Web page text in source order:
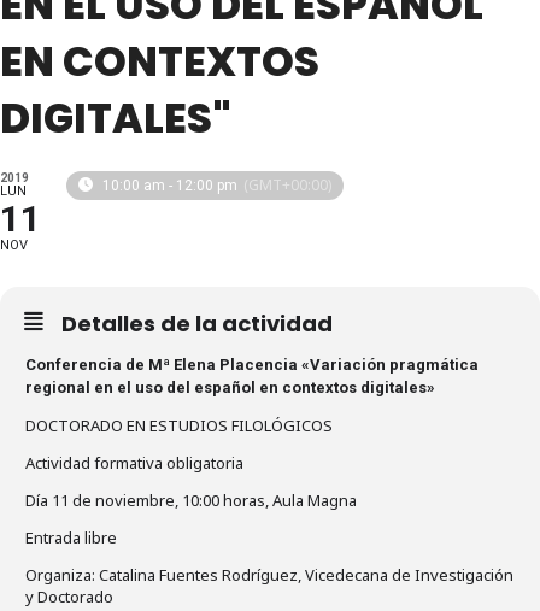
EN CONTEXTOS
DIGITALES"
2019
LUN
11
NOV
10:00 am - 12:00 pm (GMT+00:00)
Detalles de la actividad
Conferencia de Mª Elena Placencia «Variación pragmática
regional en el uso del español en contextos digitales»
DOCTORADO EN ESTUDIOS FILOLÓGICOS
Actividad formativa obligatoria
Día 11 de noviembre, 10:00 horas, Aula Magna
Entrada libre
Organiza: Catalina Fuentes Rodríguez, Vicedecana de Investigación
y Doctorado